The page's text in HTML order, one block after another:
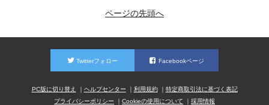
ページの先頭へ
Twitterフォロー Facebookページ
PC版に切り替え ヘルプセンター 利用規約
特定商取引法に基づく表記
プライバシーポリシー
Cookieの使用について 採用情報